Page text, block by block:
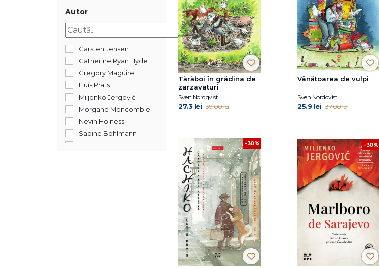
Autor
Carsten Jensen
Catherine Ryan Hyde
Gregory Maguire
Lluís Prats
Miljenko Jergović
Morgane Moncomble
Nevin Holness
Sabine Bohlmann
Sven Nordqvist
Tărăboi în grădina de
zarzavaturi
Sven Nordqvist
27.3 lei 39.00 lei
Vânătoarea de vulpi
Sven Nordqvist
25.9 lei 37.00 lei
-30% -30%